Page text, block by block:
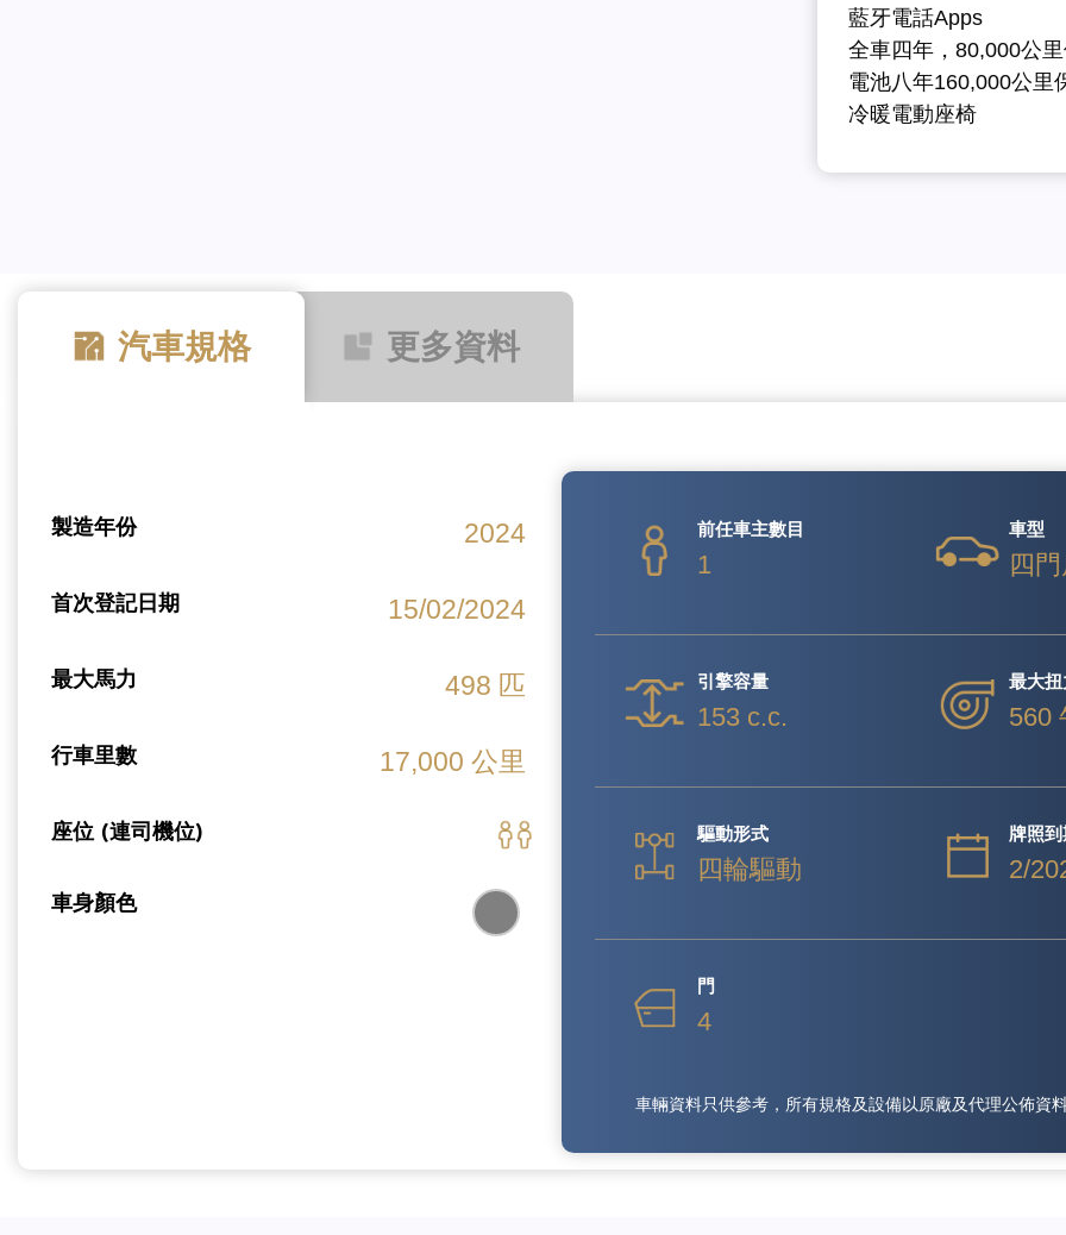
藍牙電話Apps
全車四年，80,000公
電池八年160,000公里
冷暖電動座椅
汽車規格 更多資料
製造年份 2024
首次登記日期 15/02/2024
最大馬力 498 匹
行車里數 17,000 公里
座位 (連司機位)
車身顏色
前任車主數目
1
車型
四
引擎容量
153 c.c.
最大扭
560
驅動形式
四輪驅動
牌照到
2/
門
4
車輛資料只供參考，所有規格及設備以原廠及代理公佈資料